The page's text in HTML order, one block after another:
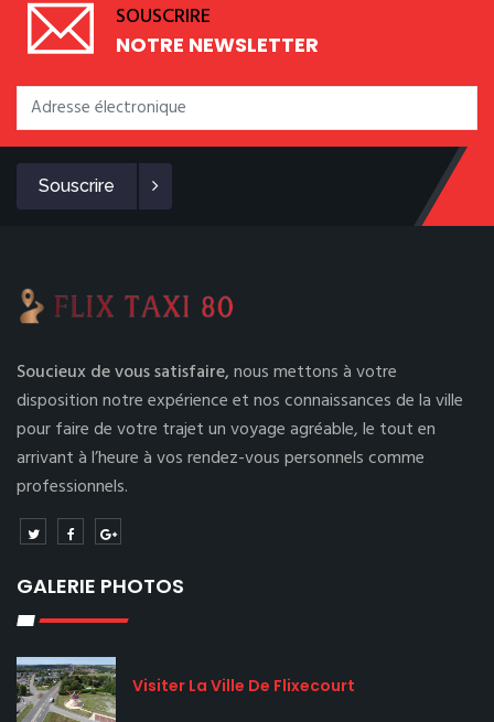
SOUSCRIRE
NOTRE NEWSLETTER
Souscrire
Soucieux de vous satisfaire,nous mettons à votre
disposition notre expérience et nos connaissances de la ville
pour faire de votre trajet un voyage agréable, le tout en
arrivant à l’heure à vos rendez-vous personnels comme
professionnels.
GALERIE PHOTOS
Visiter La Ville De Flixecourt